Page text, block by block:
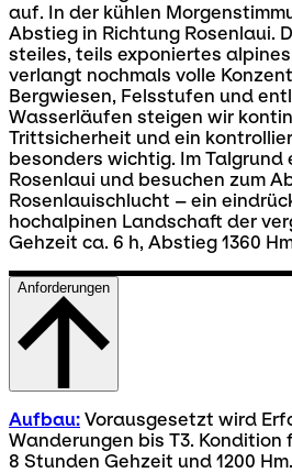
auf. In der kühlen
Abstieg in Richtung Rosenlaui.
steiles, teils exponiertes
verlangt nochmals volle
Bergwiesen, Felsstufen und
Wasserläufen steigen wir
Trittsicherheit und ein
besonders wichtig. Im Talgrund
Rosenlaui und besuchen zum
Rosenlauischlucht – ein
hochalpinen Landschaft der
Gehzeit ca. 6 h, Abstieg 1360
Anforderungen
Aufbau: Vorausgesetzt wird
Wanderungen bis T3.
8 Stunden Gehzeit und 1200 Hm.